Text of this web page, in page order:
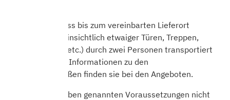
Das Produkt muss bis zum vereinbarten Lieferort
(insbesondere hinsichtlich etwaiger Türen, Treppen,
Treppenhäuser, etc.) durch zwei Personen transportiert
werden können. Informationen zu den
Verpackungsmaßen finden sie bei den Angeboten.
Wenn eine der oben genannten Voraussetzungen nicht